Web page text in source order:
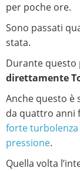
per poche ore.
Sono passati
stata.
Durante questo
direttamente
Anche questo è
da quattro anni
forte turbolenza
pressione.
Quella volta